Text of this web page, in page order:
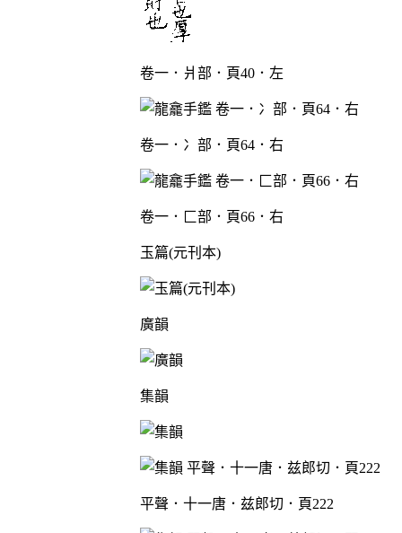
卷一．爿部．頁40．左
卷一．冫部．頁64．右
卷一．匚部．頁66．右
玉篇(元刊本)
廣韻
集韻
平聲．十一唐．兹郎切．頁222